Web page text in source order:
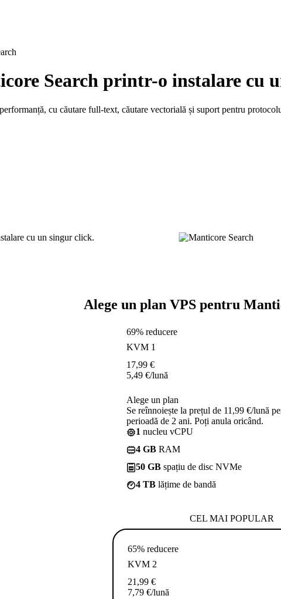
Search printr-o instalare cu
cu căutare full-text, căutare vectorială și suport pentru
Alege un plan VPS pentru
69% reducere
KVM 1
17,99 €
5,49 €/lună
Alege un plan
Se reînnoiește la prețul de 11,99 €/lună
perioadă de 2 ani. Poți anula oricând.
1 nucleu vCPU
4 GB RAM
50 GB spațiu de disc NVMe
4 TB lățime de bandă
CEL MAI POPULAR
65% reducere
KVM 2
21,99 €
7,79 €/lună